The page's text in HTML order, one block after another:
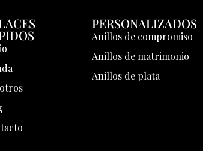
PERSONALIZADOS
Anillos de compromiso
Anillos de matrimonio
Anillos de plata